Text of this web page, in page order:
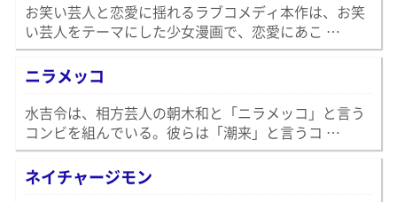
お笑い芸人と恋愛に揺れるラブコメディ本作は、お笑
い芸人をテーマにした少女漫画で、恋愛にあこ …
ニラメッコ
水吉令は、相方芸人の朝木和と「ニラメッコ」と言う
コンビを組んでいる。彼らは「潮来」と言うコ …
ネイチャージモン